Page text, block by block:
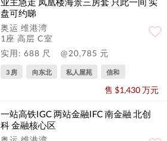
盘可约睇
奥运 维港湾
1座 高层 C室
实用: 688 尺
@20,785 元
3 房 向东北 私人屋苑 信和
售 $1,430 万元
一站高铁IGC 两站金融IFC 南金融 北创
科 金融核心区